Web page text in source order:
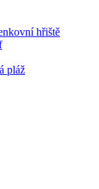
hřiště
pláž